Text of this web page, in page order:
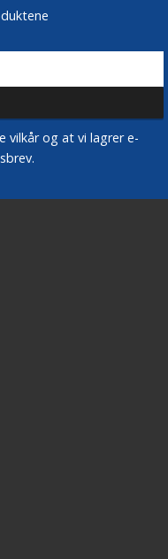
vilkår og at vi lagrer e-